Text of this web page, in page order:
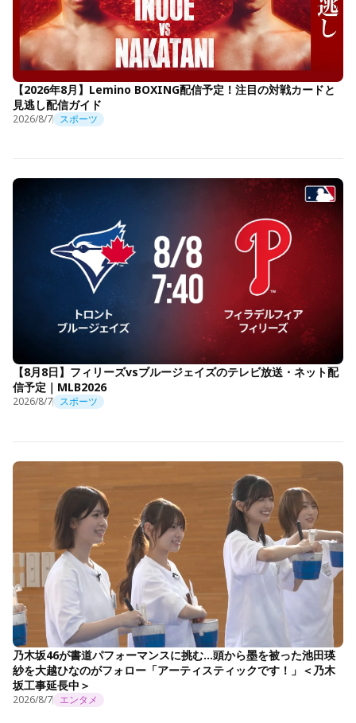
【2026年8月】Lemino BOXING配信予定！注目の対戦カードと
見逃し配信ガイド
2026/8/7 スポーツ
【8月8日】フィリーズvsブルージェイズのテレビ放送・ネット配
信予定｜MLB2026
2026/8/7 スポーツ
乃木坂46が書道パフォーマンスに挑む…頭から墨を被った池田瑛
紗を大越ひなのがフォロー「アーティスティックです！」＜乃木
坂工事延長中＞
2026/8/7 エンタメ